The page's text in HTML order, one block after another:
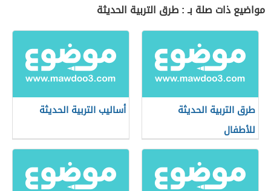
مواضيع ذات صلة بـ : طرق التربية الحديثة
طرق التربية الحديثة
للأطفال
أساليب التربية الحديثة